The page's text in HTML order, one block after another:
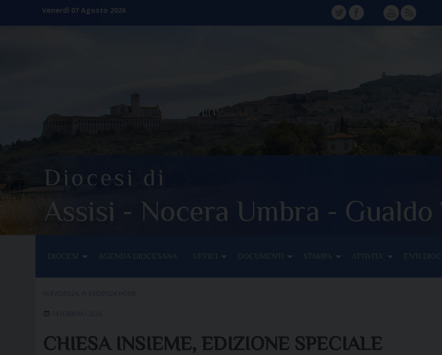
content
Venerdì 07 Agosto 2026
TW FB Instagram
YT FD
DIOCESI AGENDA DIOCESANA UFFICI DOCUMENTI STAMPA ATTIVITA’ ENTI
IN EVIDENZA IN EVIDENZA HOME
14 FEBBRAIO 2026
CHIESA INSIEME, EDIZIONE SPECIALE